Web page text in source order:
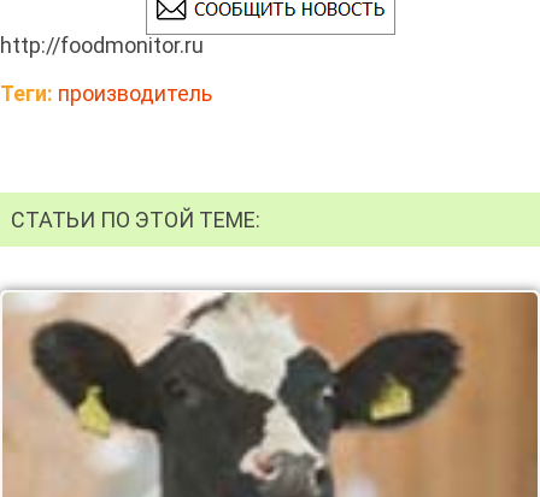
http://foodmonitor.ru
Теги: производитель
СТАТЬИ ПО ЭТОЙ ТЕМЕ: